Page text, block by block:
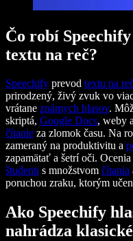
Čo robí
textu na reč?
Speechify prevod textu na
prirodzený, živý zvuk vo
vrátane známych hlasov.
skriptá, Google Docs, weby
čítanie za zlomok času. Na
zameraný na produktivitu a
zapamätať a šetrí oči.
študenti s množstvom čítania
poruchou zraku, ktorým
Ako Speechify
nahrádza